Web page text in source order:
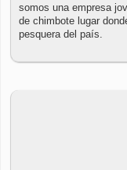
somos una empresa
de chimbote lugar
pesquera del país.